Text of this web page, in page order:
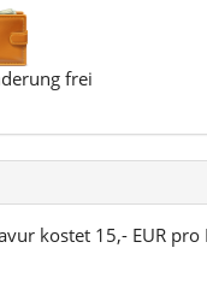
frei
kostet 15,- EUR pro